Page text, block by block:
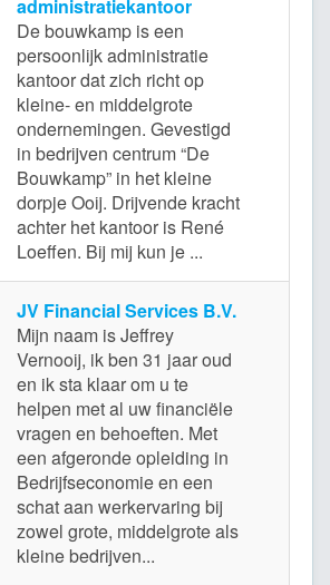
administratiekantoor
De bouwkamp is een
persoonlijk administratie
kantoor dat zich richt op
kleine- en middelgrote
ondernemingen. Gevestigd
in bedrijven centrum “De
Bouwkamp” in het kleine
dorpje Ooij. Drijvende kracht
achter het kantoor is René
Loeffen. Bij mij kun je ...
JV Financial Services B.V.
Mijn naam is Jeffrey
Vernooij, ik ben 31 jaar oud
en ik sta klaar om u te
helpen met al uw financiële
vragen en behoeften. Met
een afgeronde opleiding in
Bedrijfseconomie en een
schat aan werkervaring bij
zowel grote, middelgrote als
kleine bedrijven...